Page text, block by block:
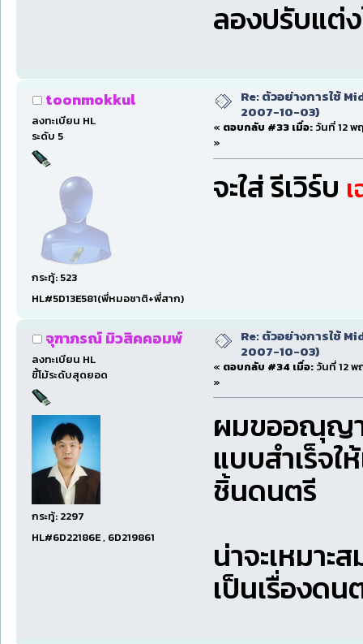
ลองปรับแต่
toonmokkul
ลงทะเบียน HL
ระดับ 5
กระทู้: 523
HL#5D13E581(พี่หมอชาติ+พี่สาก)
Re: ตัวอย่างการใช้
2007-10-03)
« ตอบกลับ #33 เมื่อ: วันที่ 12 พ
»
จะใส่ รีเวิร์บ
จุฑาภรณ์ มิวสิคคอมพ์
ลงทะเบียน HL
ขี้โม้ระดับสุดยอด
กระทู้: 2297
HL#6D22186E , 6D219861
Re: ตัวอย่างการใช้
2007-10-03)
« ตอบกลับ #34 เมื่อ: วันที่ 12
»
ผมขออณุญา
แบบสำเร็จ
ชิ้นดนตรี
น่าจะเหมาะ
เป็นเรื่องด